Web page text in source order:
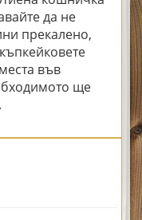
да не
прекалено,
във
ще